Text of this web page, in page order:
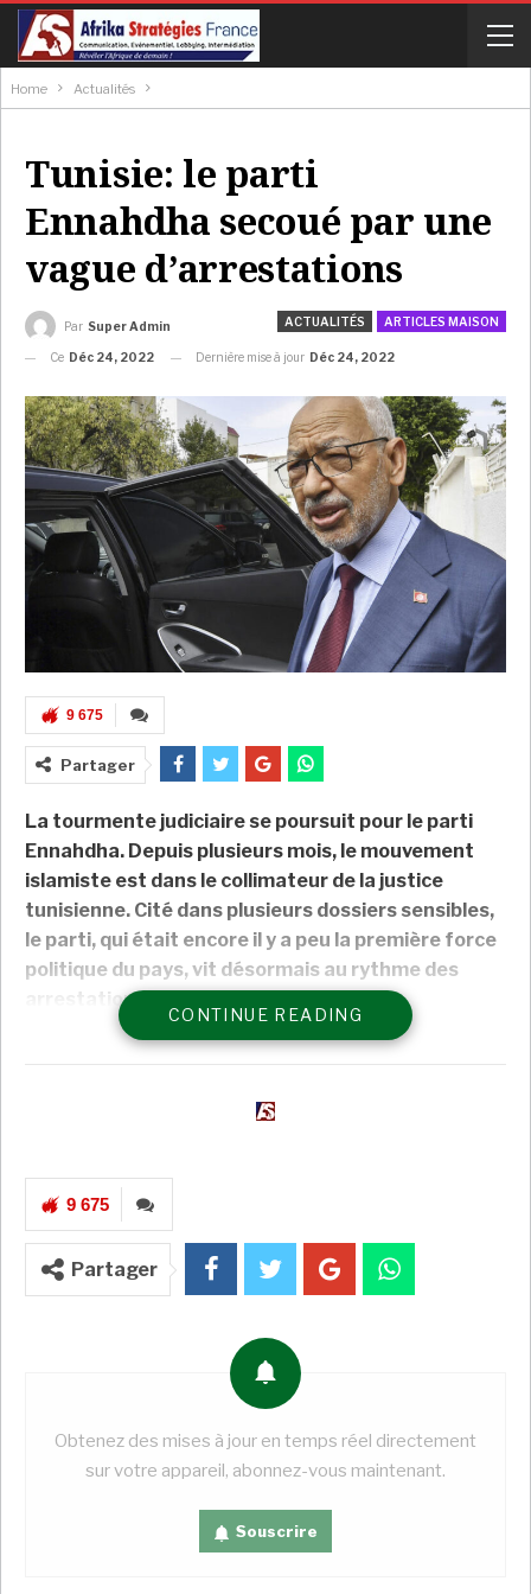
Home Actualités
Tunisie: le parti
Ennahdha secoué par une
vague d’arrestations
ACTUALITÉS ARTICLES MAISON
Par Super Admin
Ce Déc 24, 2022 Dernière mise à jour Déc 24, 2022
9 675
Partager
La tourmente judiciaire se poursuit pour le parti
Ennahdha. Depuis plusieurs mois, le mouvement
islamiste est dans le collimateur de la justice
tunisienne. Cité dans plusieurs dossiers sensibles,
le parti, qui était encore il y a peu la première force
politique du pays, vit désormais au rythme des
arrestations.
A LIRE AUSSI
COTE D’IVOIRE : Après le Forum Diaspora
for Growth à Paris,…
Mines : en Tanzanie, 88% des achats ont été
effectués…
Super Admin Juil 18, 2026
Juil 18, 2026
Avec notre correspondante à Tunis, Amira Souilem
Ali Larayedh
, ancien Premier ministre
tunisien, a de nouveau été arrêté en début de
CONTINUE READING
9 675
Partager
Obtenez des mises à jour en temps réel directement
sur votre appareil, abonnez-vous maintenant.
Souscrire